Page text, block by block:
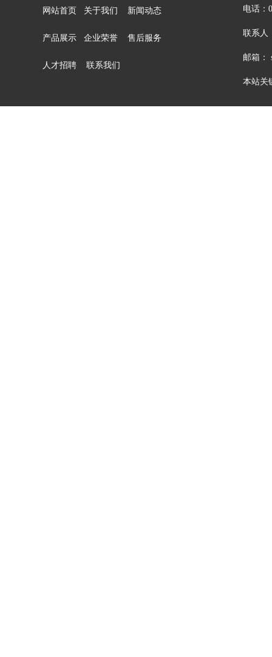
网站首页 关于我们 新闻动态
产品展示 企业荣誉 售后服务
人才招聘 联系我们
电话：
联系人
邮箱：
本站关